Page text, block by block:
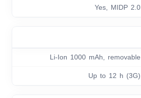
Yes, MIDP 2.0
Li-Ion 1000 mAh, removable
Up to 12 h (3G)